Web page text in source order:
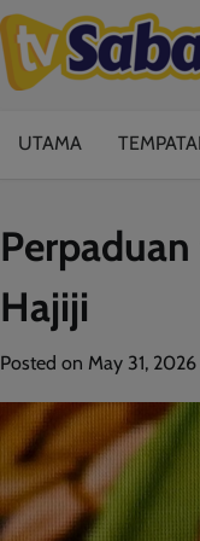
Skip
to
content
UTAMA
Hajiji
Posted on May 31, 2026